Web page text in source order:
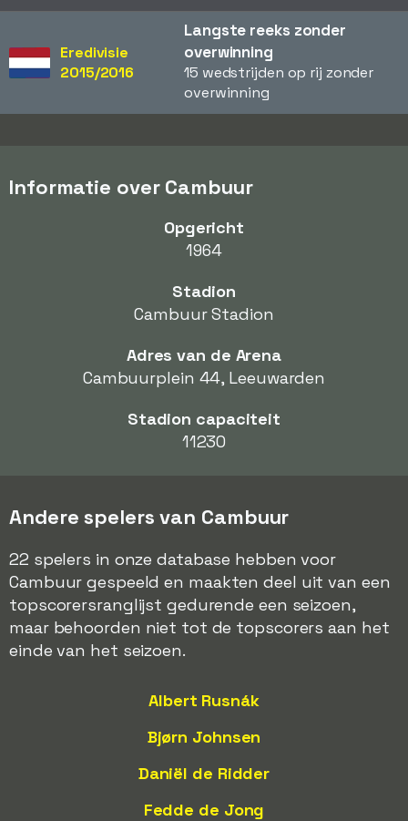
Eredivisie
2015/2016
Langste reeks zonder
overwinning
15 wedstrijden op rij zonder
overwinning
Informatie over Cambuur
Opgericht
1964
Stadion
Cambuur Stadion
Adres van de Arena
Cambuurplein 44, Leeuwarden
Stadion capaciteit
11230
Andere spelers van Cambuur
22 spelers in onze database hebben voor
Cambuur gespeeld en maakten deel uit van een
topscorersranglijst gedurende een seizoen,
maar behoorden niet tot de topscorers aan het
einde van het seizoen.
Albert Rusnák
Bjørn Johnsen
Daniël de Ridder
Fedde de Jong